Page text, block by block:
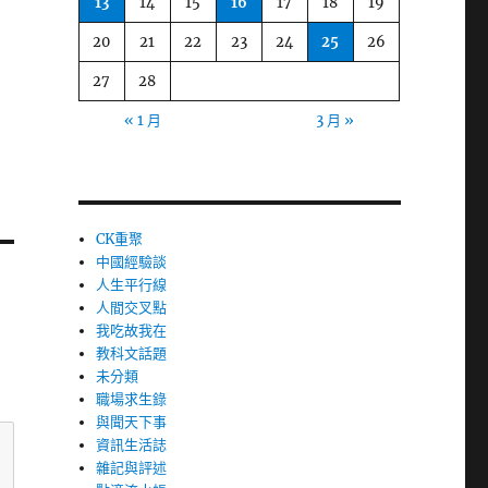
20 21 22 23 24 25 26
27 28
« 1 月 3 月 »
CK重聚
中國經驗談
人生平行線
人間交叉點
我吃故我在
教科文話題
未分類
職場求生錄
與聞天下事
資訊生活誌
雜記與評述